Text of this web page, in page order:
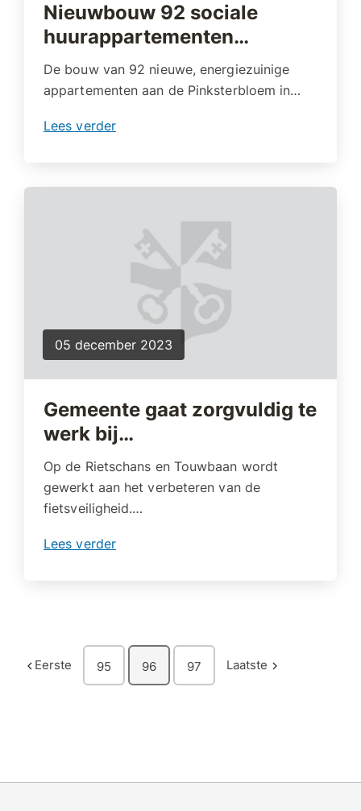
Nieuwbouw 92 sociale
huurappartementen…
De bouw van 92 nieuwe, energiezuinige
appartementen aan de Pinksterbloem in…
Lees verder
Gemeente gaat zorgvuldig te
werk bij…
05 december 2023
Op de Rietschans en Touwbaan wordt
gewerkt aan het verbeteren van de
fietsveiligheid.…
Lees verder
Eerste 95 96 97 Laatste